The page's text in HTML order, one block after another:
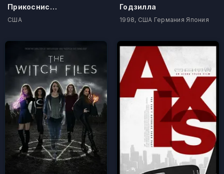
Прикоснись ко мне
США
Годзилла
1998, США Германия Япония